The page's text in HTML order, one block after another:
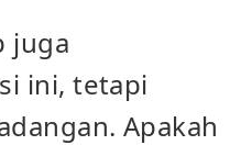
juga
ini, tetapi
Apakah